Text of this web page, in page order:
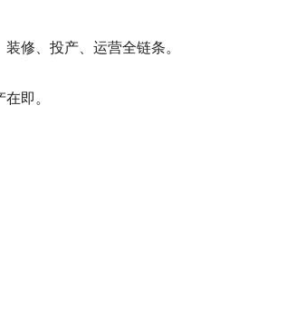
修、投产、运营全链条。
即。